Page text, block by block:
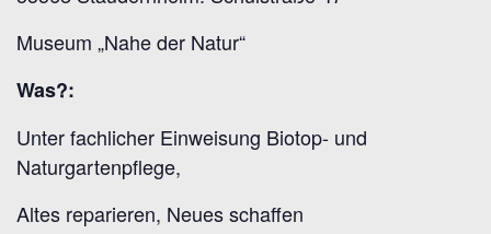
Museum „Nahe der Natur“
Was?:
Unter fachlicher Einweisung Biotop- und
Naturgartenpflege,
Altes reparieren, Neues schaffen